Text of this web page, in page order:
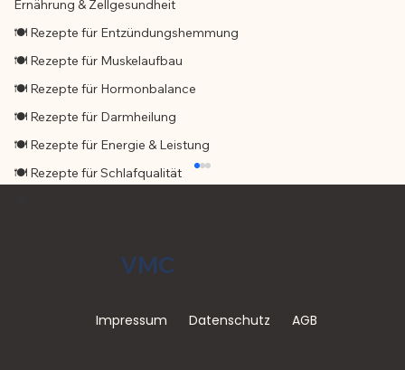
Ernährung & Zellgesundheit
🍽️ Rezepte für Entzündungshemmung
🍽️ Rezepte für Muskelaufbau
🍽️ Rezepte für Hormonbalance
🍽️ Rezepte für Darmheilung
🍽️ Rezepte für Energie & Leistung
🍽️ Rezepte für Schlafqualität
VMC
Impressum Datenschutz AGB